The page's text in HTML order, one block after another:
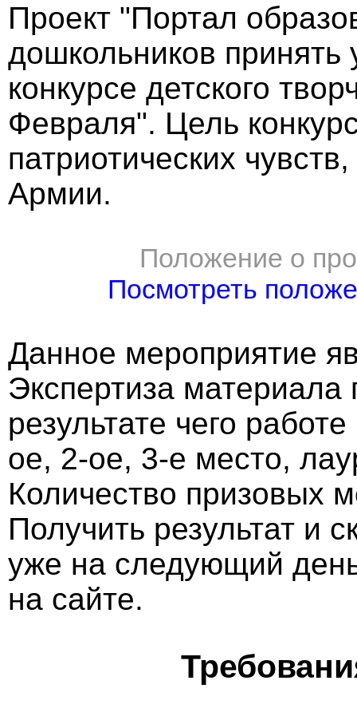
Проект "Портал
дошкольников принять
конкурсе детского
Февраля". Цель
патриотических
Армии.
Положение о
Посмотреть
Данное мероприятие
Экспертиза
результате чего
ое, 2-ое, 3-е место,
Количество призовых
Получить результат и
уже на следующий
на сайте.